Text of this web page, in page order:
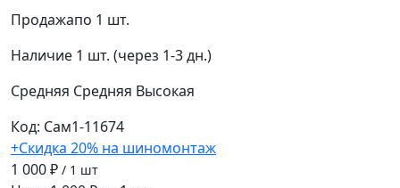
Продажапо 1 шт.
Наличие 1 шт. (через 1-3 дн.)
Средняя Средняя Высокая
Код: Сам1-11674
+Скидка 20% на шиномонтаж
1 000 ₽ / 1 шт